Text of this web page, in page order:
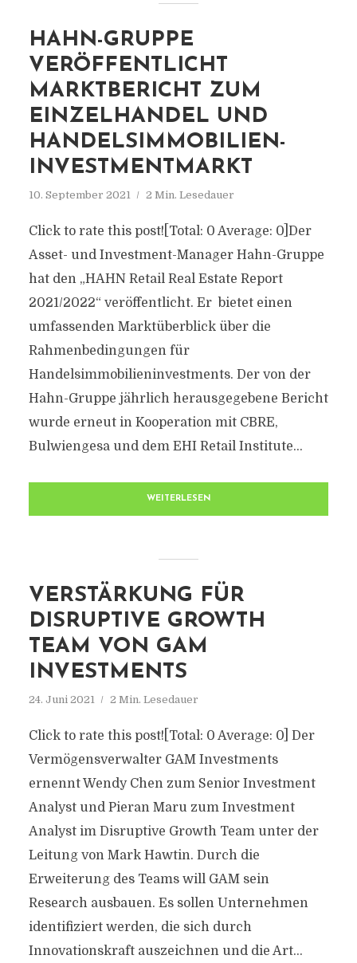
HAHN-GRUPPE
VERÖFFENTLICHT
MARKTBERICHT ZUM
EINZELHANDEL UND
HANDELSIMMOBILIEN-
INVESTMENTMARKT
10. September 2021 2 Min. Lesedauer
Click to rate this post![Total: 0 Average: 0]Der
Asset- und Investment-Manager Hahn-Gruppe
hat den „HAHN Retail Real Estate Report
2021/2022“ veröffentlicht. Er bietet einen
umfassenden Marktüberblick über die
Rahmenbedingungen für
Handelsimmobilieninvestments. Der von der
Hahn-Gruppe jährlich herausgegebene Bericht
wurde erneut in Kooperation mit CBRE,
Bulwiengesa und dem EHI Retail Institute...
WEITERLESEN
VERSTÄRKUNG FÜR
DISRUPTIVE GROWTH
TEAM VON GAM
INVESTMENTS
24. Juni 2021 2 Min. Lesedauer
Click to rate this post![Total: 0 Average: 0] Der
Vermögensverwalter GAM Investments
ernennt Wendy Chen zum Senior Investment
Analyst und Pieran Maru zum Investment
Analyst im Disruptive Growth Team unter der
Leitung von Mark Hawtin. Durch die
Erweiterung des Teams will GAM sein
Research ausbauen. Es sollen Unternehmen
identifiziert werden, die sich durch
Innovationskraft auszeichnen und die Art...